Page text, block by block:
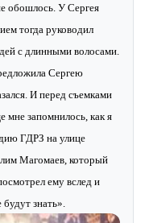
обошлось. У Сергея
тогда руководил
с длинными волосами.
Сергею
И перед съемками
мне запомнилось, как я
ГДРЗ на улице
Магомаев, который
ему вслед и
знать».